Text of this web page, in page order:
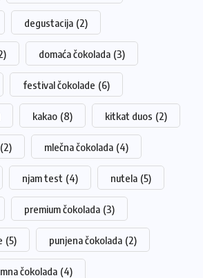
degustacija (2)
domaća čokolada (3)
festival čokolade (6)
kakao (8) kitkat duos (2)
(2) mlečna čokolada (4)
njam test (4) nutela (5)
premium čokolada (3)
(5) punjena čokolada (2)
čokolada (4)